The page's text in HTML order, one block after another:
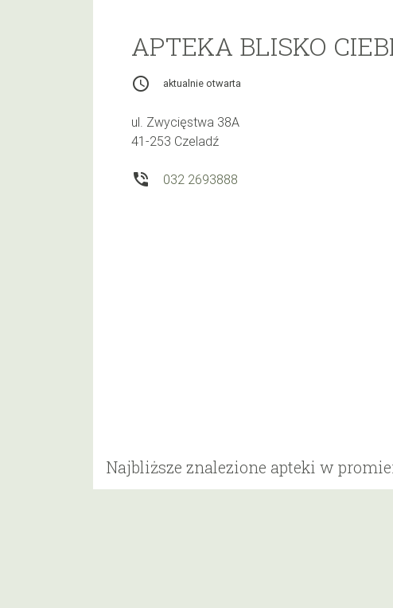
APTEKA BLISKO
access_time aktualnie otwarta
ul. Zwycięstwa 38A
41-253 Czeladź
phone_in_talk 032 2693888
Najbliższe znalezione apteki w